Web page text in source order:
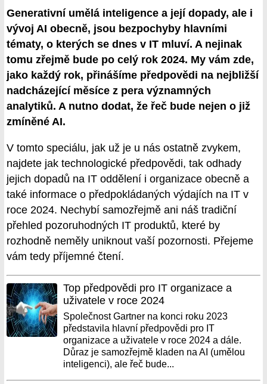
Generativní umělá inteligence a její dopady, ale i
vývoj AI obecně, jsou bezpochyby hlavními
tématy, o kterých se dnes v IT mluví. A nejinak
tomu zřejmě bude po celý rok 2024. My vám zde,
jako každý rok, přinášíme předpovědi na nejbližší
nadcházející měsíce z pera významných
analytiků. A nutno dodat, že řeč bude nejen o již
zmíněné AI.
V tomto speciálu, jak už je u nás ostatně zvykem,
najdete jak technologické předpovědi, tak odhady
jejich dopadů na IT oddělení i organizace obecně a
také informace o předpokládaných výdajích na IT v
roce 2024. Nechybí samozřejmě ani náš tradiční
přehled pozoruhodných IT produktů, které by
rozhodně neměly uniknout vaší pozornosti. Přejeme
vám tedy příjemné čtení.
Top předpovědi pro IT organizace a
uživatele v roce 2024
Společnost Gartner na konci roku 2023
představila hlavní předpovědi pro IT
organizace a uživatele v roce 2024 a dále.
Důraz je samozřejmě kladen na AI (umělou
inteligenci), ale řeč bude...